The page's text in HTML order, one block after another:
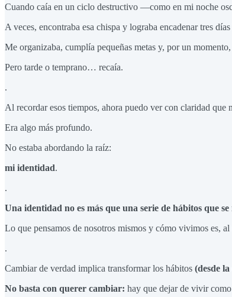
Cuando caía en un ciclo destructivo —como en mi noche
A veces, encontraba esa chispa y lograba encadenar tres
Me organizaba, cumplía pequeñas metas y, por un momento,
Pero tarde o temprano… recaía.
.
Al recordar esos tiempos, ahora puedo ver con claridad que
Era algo más profundo.
No estaba abordando la raíz:
mi identidad.
.
Una identidad no es más que una serie de hábitos que
Lo que pensamos de nosotros mismos y cómo vivimos es,
.
Cambiar de verdad implica transformar los hábitos (desde
No basta con querer cambiar: hay que dejar de vivir